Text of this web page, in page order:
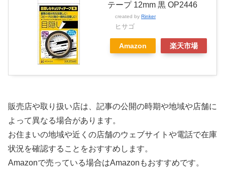
テープ 12mm 黒 OP2446
created by Rinker
ヒサゴ
Amazon 楽天市場
販売店や取り扱い店は、記事の公開の時期や地域や店舗に
よって異なる場合があります。
お住まいの地域や近くの店舗のウェブサイトや電話で在庫
状況を確認することをおすすめします。
Amazonで売っている場合はAmazonもおすすめです。